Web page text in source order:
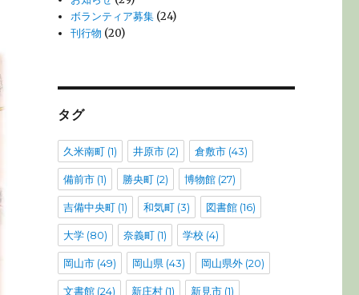
ボランティア募集 (24)
刊行物 (20)
タグ
久米南町(1) 井原市(2) 倉敷市(43)
備前市(1) 勝央町(2) 博物館(27)
吉備中央町(1) 和気町(3) 図書館(16)
大学(80) 奈義町(1) 学校 (4)
岡山市(49) 岡山県(43) 岡山県外(20)
文書館(24) 新庄村(1) 新見市(1)